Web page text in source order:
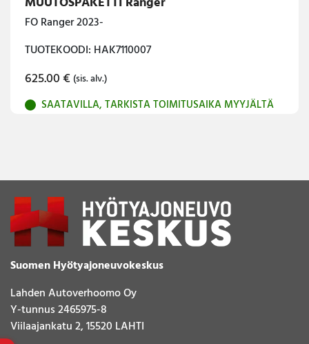
FO Ranger 2023-
TUOTEKOODI: HAK7110007
625.00€ (sis. alv.)
SAATAVILLA, TARKISTA TOIMITUSAIKA MYYJÄLTÄ
Suomen Hyötyajoneuvokeskus
Lahden Autoverhoomo Oy
Y-tunnus 2465975-8
Viilaajankatu 2, 15520 LAHTI